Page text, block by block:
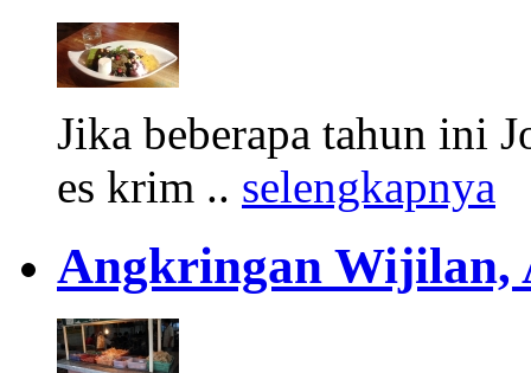
Jika beberapa tahun ini
es krim .. selengkapnya
Angkringan Wijilan,